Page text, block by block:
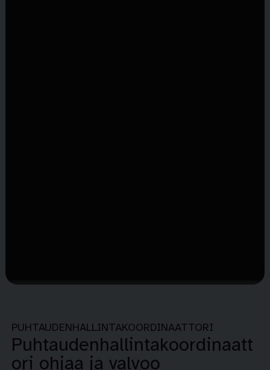
PUHTAUDENHALLINTAKOORDINAATTORI
Puhtaudenhallintakoordinaatt
ori ohjaa ja valvoo